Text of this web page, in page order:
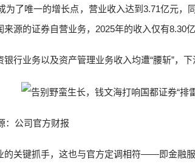
为了唯一的增长点，营业收入达到3.71亿元，
源的证券自营业务，2025年的收入仅有8.30
行业务以及资产管理业务收入均遭“腰斩”，下
：公司官方财报
的关键抓手，这也与官方定调相符——即金融服